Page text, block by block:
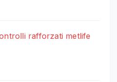
rafforzati metlife